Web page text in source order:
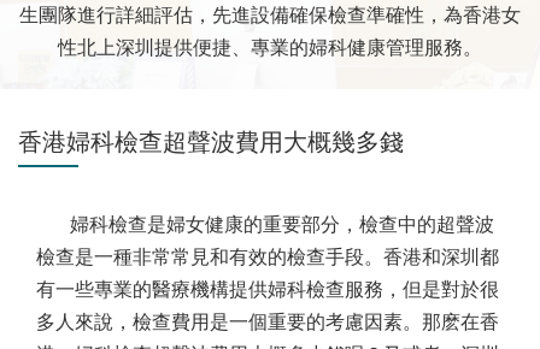
生團隊進行詳細評估，先進設備確保檢查準確性，為香港女
性北上深圳提供便捷、專業的婦科健康管理服務。
香港婦科檢查超聲波費用大概幾多錢
婦科檢查是婦女健康的重要部分，檢查中的超聲波
檢查是一種非常常見和有效的檢查手段。香港和深圳都
有一些專業的醫療機構提供婦科檢查服務，但是對於很
多人來說，檢查費用是一個重要的考慮因素。那麽在香